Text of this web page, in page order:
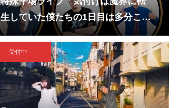
生していた僕たちの1日目は多分こん
な感じ」
受付中